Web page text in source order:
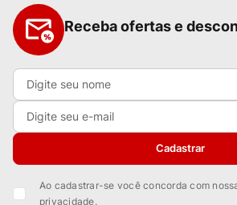
Receba ofertas e
Cadastrar
Ao cadastrar-se você concorda com
privacidade.